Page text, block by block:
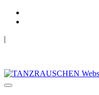
|